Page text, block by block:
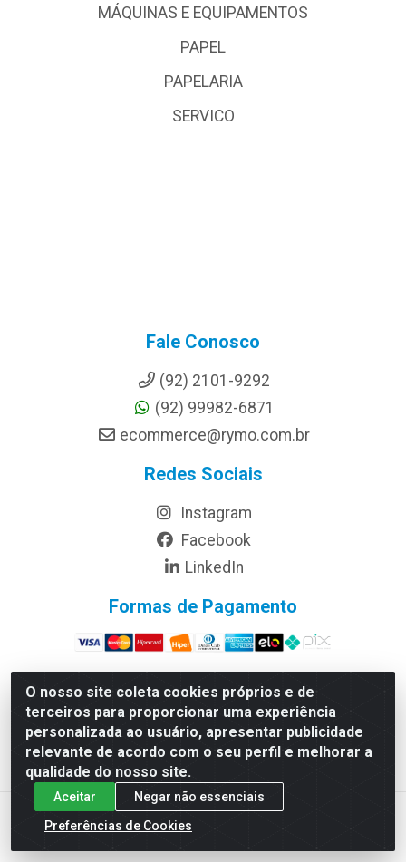
O nosso site coleta cookies próprios e de
terceiros para proporcionar uma experiência
personalizada ao usuário, apresentar publicidade
relevante de acordo com o seu perfil e melhorar a
qualidade do nosso site.
Aceitar
Negar não essenciais
Preferências de Cookies
MÁQUINAS E EQUIPAMENTOS
PAPEL
PAPELARIA
SERVICO
Fale Conosco
(92) 2101-9292
(92) 99982-6871
ecommerce@rymo.com.br
Redes Sociais
Instagram
Facebook
LinkedIn
Formas de Pagamento
Rymo Imagem e Produtos Gráficos da Amazonia LTDA -
Av. Ajuricaba, 379 - Cachoeirinha, Manaus/AM - CEP
69065-110 - CNPJ 14.220.230.0001-70